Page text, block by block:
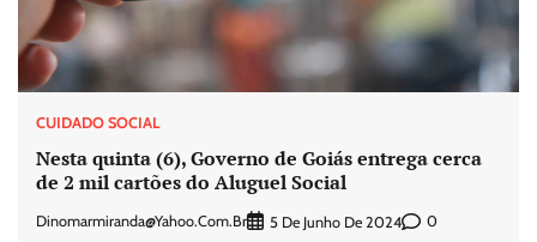
CUIDADO SOCIAL
Nesta quinta (6), Governo de Goiás entrega cerca
de 2 mil cartões do Aluguel Social
Dinomarmiranda@yahoo.com.br 5 De Junho De 2024 0